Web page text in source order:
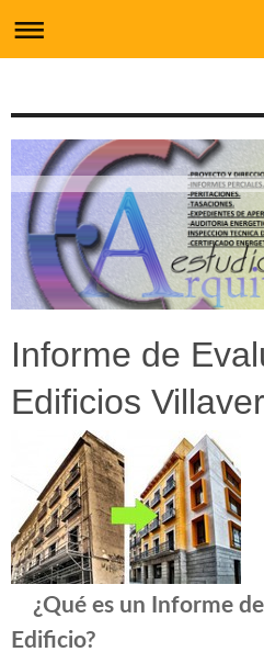
Informe de
Edificios
¿Qué es un Informe de
Edificio?